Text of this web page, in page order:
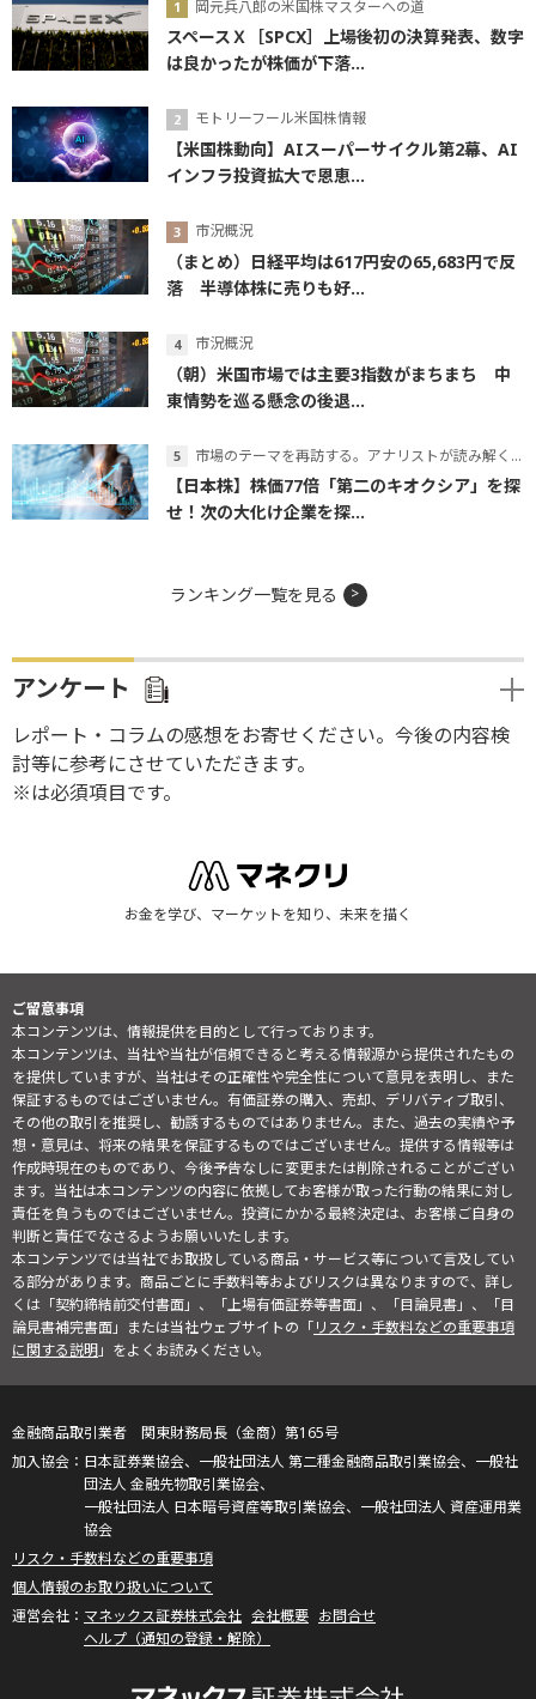
岡元兵八郎の米国株マスターへの道
スペースＸ［SPCX］上場後初の決算発表、数字
は良かったが株価が下落...
モトリーフール米国株情報
【米国株動向】AIスーパーサイクル第2幕、AI
インフラ投資拡大で恩恵...
市況概況
（まとめ）日経平均は617円安の65,683円で反
落 半導体株に売りも好...
市況概況
（朝）米国市場では主要3指数がまちまち 中
東情勢を巡る懸念の後退...
市場のテーマを再訪する。アナリストが読み解くテーマの本質
【日本株】株価77倍「第二のキオクシア」を探
せ！次の大化け企業を探...
ランキング一覧を見る
アンケート
レポート・コラムの感想をお寄せください。今後の内容検
討等に参考にさせていただきます。
※は必須項目です。
お金を学び、マーケットを知り、未来を描く
ご留意事項
本コンテンツは、情報提供を目的として行っております。
本コンテンツは、当社や当社が信頼できると考える情報源から提供されたもの
を提供していますが、当社はその正確性や完全性について意見を表明し、また
保証するものではございません。有価証券の購入、売却、デリバティブ取引、
その他の取引を推奨し、勧誘するものではありません。また、過去の実績や予
想・意見は、将来の結果を保証するものではございません。提供する情報等は
作成時現在のものであり、今後予告なしに変更または削除されることがござい
ます。当社は本コンテンツの内容に依拠してお客様が取った行動の結果に対し
責任を負うものではございません。投資にかかる最終決定は、お客様ご自身の
判断と責任でなさるようお願いいたします。
本コンテンツでは当社でお取扱している商品・サービス等について言及してい
る部分があります。商品ごとに手数料等およびリスクは異なりますので、詳し
くは「契約締結前交付書面」、「上場有価証券等書面」、「目論見書」、「目
論見書補完書面」または当社ウェブサイトの「リスク・手数料などの重要事項
に関する説明」をよくお読みください。
金融商品取引業者 関東財務局長（金商）第165号
日本証券業協会、一般社団法人 第二種金融商品取引業協会、一般社
団法人 金融先物取引業協会、
一般社団法人 日本暗号資産等取引業協会、一般社団法人 資産運用業
協会
リスク・手数料などの重要事項
個人情報のお取り扱いについて
マネックス証券株式会社 会社概要 お問合せ
ヘルプ（通知の登録・解除）